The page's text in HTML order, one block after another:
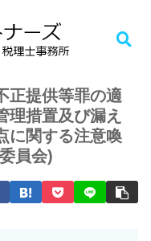
正提供等罪の適
理措置及び漏え
に関する注意喚
員会)